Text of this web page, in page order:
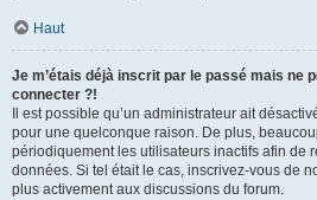
Haut
Je m’étais déjà inscrit par le passé mais ne
connecter ?!
Il est possible qu’un administrateur ait
pour une quelconque raison. De plus,
périodiquement les utilisateurs inactifs afin de
données. Si tel était le cas, inscrivez-vous de
plus activement aux discussions du forum.